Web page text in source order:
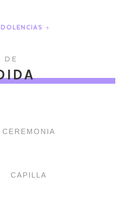
DE
CEREMONIA
CAPILLA